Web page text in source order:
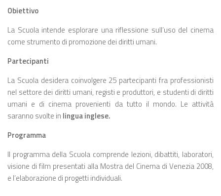
Obiettivo
La Scuola intende esplorare una riflessione sull’uso del cinema
come strumento di promozione dei diritti umani.
Partecipanti
La Scuola desidera coinvolgere 25 partecipanti fra professionisti
nel settore dei diritti umani, registi e produttori, e studenti di diritti
umani e di cinema provenienti da tutto il mondo. Le attività
saranno svolte in lingua inglese.
Programma
Il programma della Scuola comprende lezioni, dibattiti, laboratori,
visione di film presentati alla Mostra del Cinema di Venezia 2008,
e l’elaborazione di progetti individuali.